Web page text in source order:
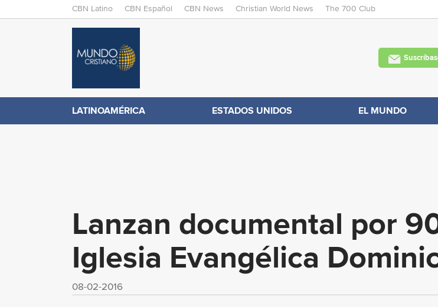
Skip
M
N
E
CBN Latino CBN Español CBN News Christian World News The 700 Club
C
B
N
.
m
LATINOAMÉRICA ESTADOS UNIDOS EL MUNDO
Lanzan documental por
Iglesia Evangélica
08-02-2016